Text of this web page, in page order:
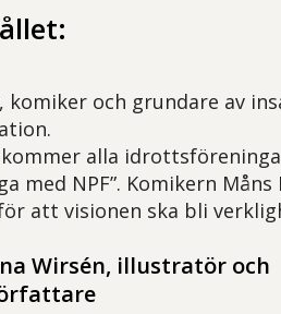
komiker och grundare av
alla
med NPF”. Komikern
att visionen ska bli
Wirsén, illustratör och